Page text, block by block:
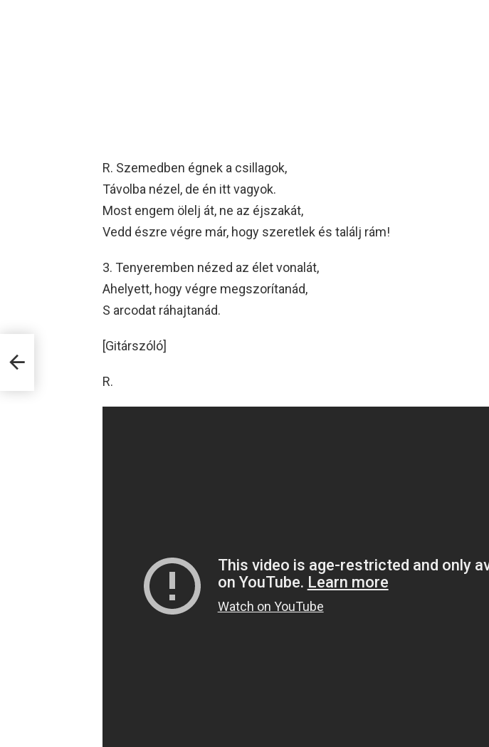
R. Szemedben égnek a csillagok,
Távolba nézel, de én itt vagyok.
Most engem ölelj át, ne az éjszakát,
Vedd észre végre már, hogy szeretlek és találj rám!
3. Tenyeremben nézed az élet vonalát,
Ahelyett, hogy végre megszorítanád,
S arcodat ráhajtanád.
[Gitárszóló]
R.